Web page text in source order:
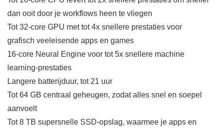
dan ooit door je workflows heen te vliegen
Tot 32‐core GPU met tot 4x snellere prestaties voor
grafisch veeleisende apps en games
16‐core Neural Engine voor tot 5x snellere machine
learning-prestaties
Langere batterijduur, tot 21 uur
Tot 64 GB centraal geheugen, zodat alles snel en soepel
aanvoelt
Tot 8 TB supersnelle SSD-opslag, waarmee je apps en